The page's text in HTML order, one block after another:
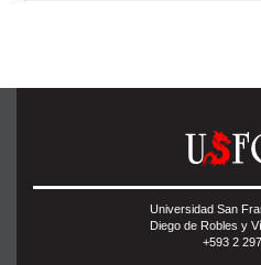
Universidad San
Diego de Robles y
+593 2